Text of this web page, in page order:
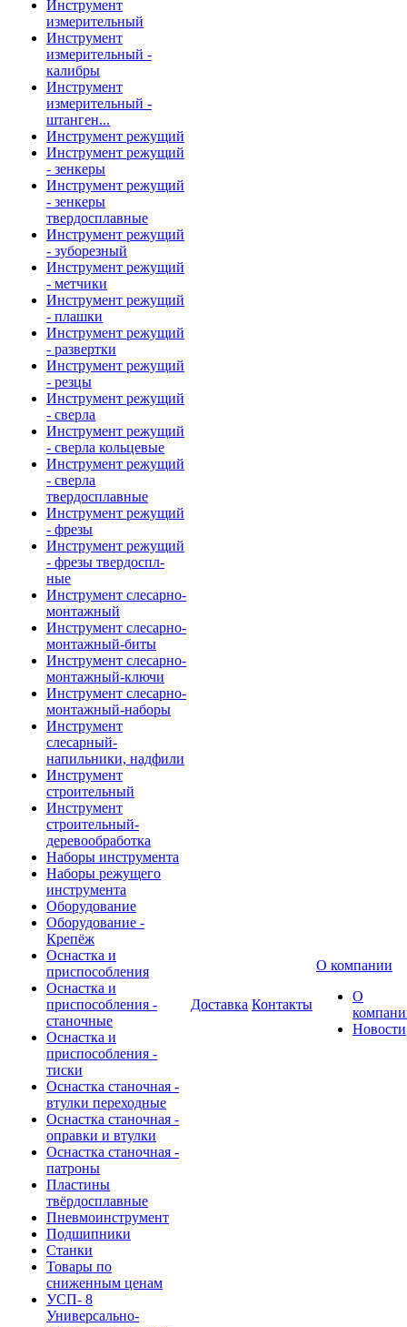
Инструмент
измерительный
Инструмент
измерительный -
калибры
Инструмент
измерительный -
штанген...
Инструмент режущий
Инструмент режущий
- зенкеры
Инструмент режущий
- зенкеры
твердосплавные
Инструмент режущий
- зуборезный
Инструмент режущий
- метчики
Инструмент режущий
- плашки
Инструмент режущий
- развертки
Инструмент режущий
- резцы
Инструмент режущий
- сверла
Инструмент режущий
- сверла кольцевые
Инструмент режущий
- сверла
твердосплавные
Инструмент режущий
- фрезы
Инструмент режущий
- фрезы твердоспл-
ные
Инструмент слесарно-
монтажный
Инструмент слесарно-
монтажный-биты
Инструмент слесарно-
монтажный-ключи
Инструмент слесарно-
монтажный-наборы
Инструмент
слесарный-
напильники, надфили
Инструмент
строительный
Инструмент
строительный-
деревообработка
Наборы инструмента
Наборы режущего
инструмента
Оборудование
Оборудование -
Крепёж
Оснастка и
приспособления
Оснастка и
приспособления -
станочные
Оснастка и
приспособления -
тиски
Оснастка станочная -
втулки переходные
Оснастка станочная -
оправки и втулки
Оснастка станочная -
патроны
Пластины
твёрдосплавные
Пневмоинструмент
Подшипники
Станки
Товары по
сниженным ценам
УСП- 8
Универсально-
Доставка Контакты
О компании
О
Новости